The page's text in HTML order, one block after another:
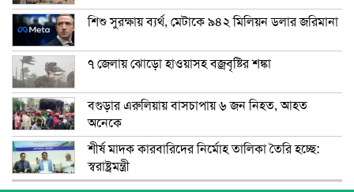
শিশু সুরক্ষায় ব্যর্থ, মেটাকে ৯৪২ মিলিয়ন ডলার জরিমানা
৭ জেলায় ঝোড়ো হাওয়াসহ বজ্রবৃষ্টির শঙ্কা
বগুড়ার এরুলিয়ায় বাসচাপায় ৬ জন নিহত, আহত
অনেকে
শীর্ষ মাদক কারবারিদের নির্মোহ তালিকা তৈরি হচ্ছে:
স্বরাষ্ট্রমন্ত্রী